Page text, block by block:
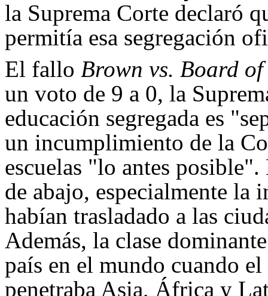
la Suprema Corte declaró
permitía esa segregación
El fallo Brown vs. Board
un voto de 9 a 0, la
educación segregada es
un incumplimiento de la
escuelas "lo antes
de abajo, especialmente la
habían trasladado a las
Además, la clase
país en el mundo cuando
penetraba Asia, África y